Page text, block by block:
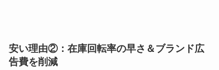
安い理由②：在庫回転率の早さ＆ブランド広
告費を削減